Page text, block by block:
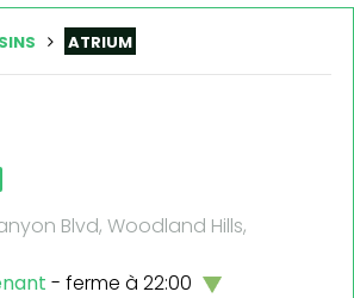
ATRIUM
Blvd, Woodland Hills,
- ferme à 22:00